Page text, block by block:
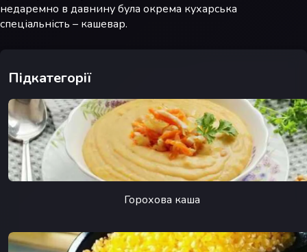
недаремно в давнину була окрема кухарська
спеціальність – кашевар.
Підкатегорії
Горохова каша